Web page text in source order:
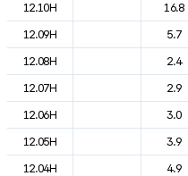
12.10H
16.8
12.09H
5.7
12.08H
2.4
12.07H
2.9
12.06H
3.0
12.05H
3.9
12.04H
4.9